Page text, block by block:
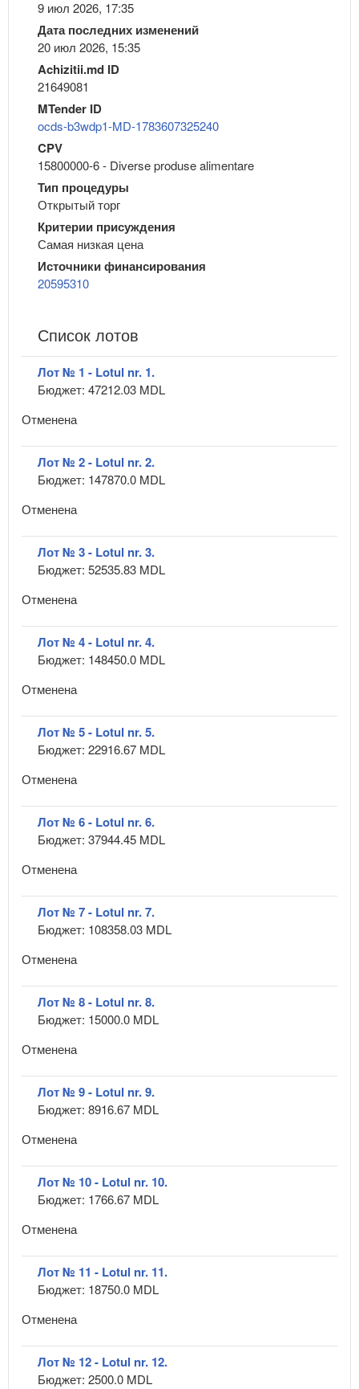
9 июл 2026, 17:35
Дата последних изменений
20 июл 2026, 15:35
Achizitii.md ID
21649081
MTender ID
ocds-b3wdp1-MD-1783607325240
CPV
15800000-6 - Diverse produse alimentare
Тип процедуры
Открытый торг
Критерии присуждения
Самая низкая цена
Источники финансирования
20595310
Список лотов
Лот № 1 - Lotul nr. 1.
Бюджет: 47212.03 MDL
Отменена
Лот № 2 - Lotul nr. 2.
Бюджет: 147870.0 MDL
Отменена
Лот № 3 - Lotul nr. 3.
Бюджет: 52535.83 MDL
Отменена
Лот № 4 - Lotul nr. 4.
Бюджет: 148450.0 MDL
Отменена
Лот № 5 - Lotul nr. 5.
Бюджет: 22916.67 MDL
Отменена
Лот № 6 - Lotul nr. 6.
Бюджет: 37944.45 MDL
Отменена
Лот № 7 - Lotul nr. 7.
Бюджет: 108358.03 MDL
Отменена
Лот № 8 - Lotul nr. 8.
Бюджет: 15000.0 MDL
Отменена
Лот № 9 - Lotul nr. 9.
Бюджет: 8916.67 MDL
Отменена
Лот № 10 - Lotul nr. 10.
Бюджет: 1766.67 MDL
Отменена
Лот № 11 - Lotul nr. 11.
Бюджет: 18750.0 MDL
Отменена
Лот № 12 - Lotul nr. 12.
Бюджет: 2500.0 MDL